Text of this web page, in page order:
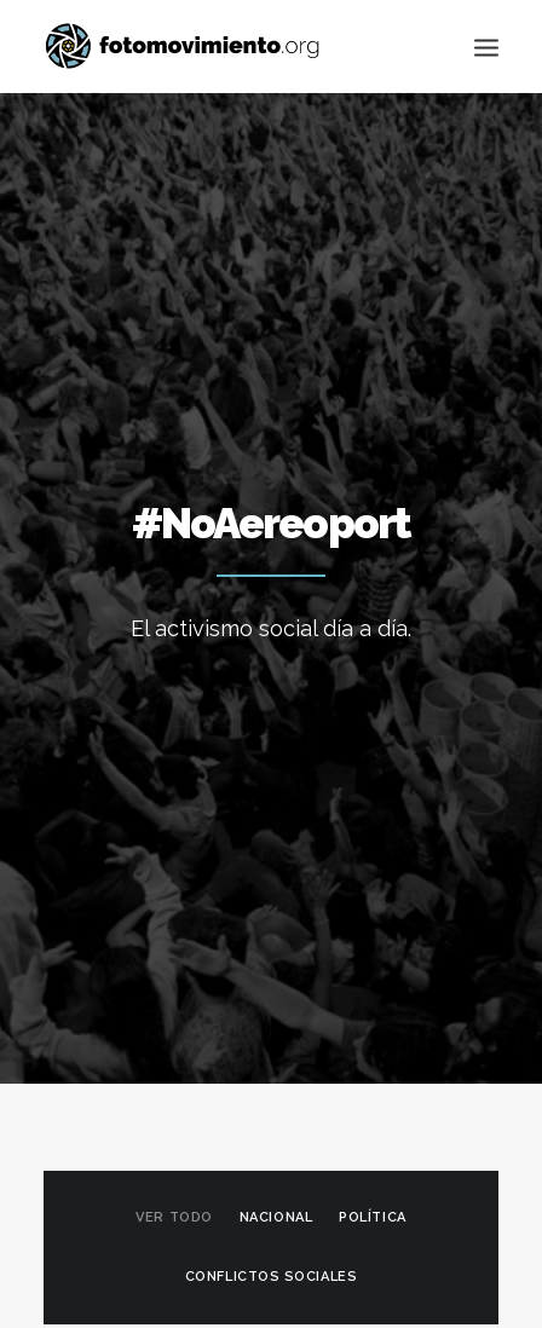
Buscar
#NoAereoport
El activismo social día a día.
VER TODO NACIONAL POLÍTICA
CONFLICTOS SOCIALES